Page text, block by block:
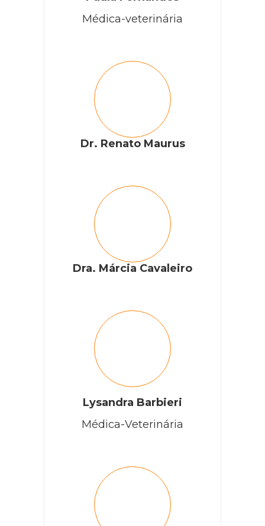
Médica-veterinária
Dr. Renato Maurus
Dra. Márcia Cavaleiro
Lysandra Barbieri
Médica-Veterinária